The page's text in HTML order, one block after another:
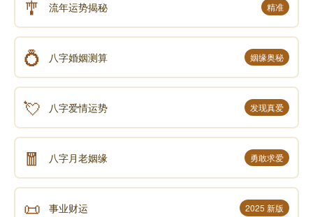
🎐 流年运势揭秘 精准
💍 八字婚姻测算 姻缘奥秘
💘 八字爱情运势 发现真爱
🧧 八字月老姻缘 勇敢求爱
📜 事业财运 2025 新版